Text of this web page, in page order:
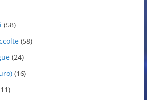
(58)
(58)
(24)
(16)